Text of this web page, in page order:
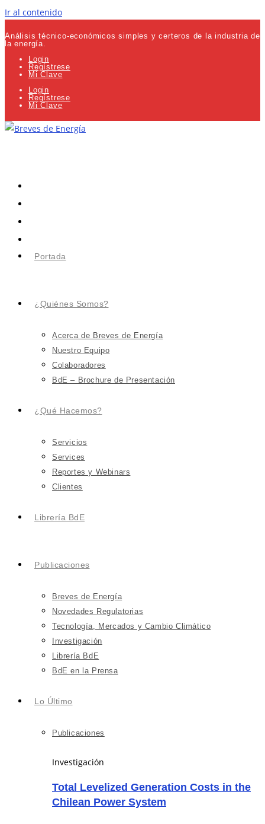
Ir al contenido
Análisis técnico-económicos simples y certeros de la industria de
la energía.
Login
Regístrese
Mi Clave
Login
Regístrese
Mi Clave
Portada
¿Quiénes Somos?
Acerca de Breves de Energía
Nuestro Equipo
Colaboradores
BdE – Brochure de Presentación
¿Qué Hacemos?
Servicios
Services
Reportes y Webinars
Clientes
Librería BdE
Publicaciones
Breves de Energía
Novedades Regulatorias
Tecnología, Mercados y Cambio Climático
Investigación
Librería BdE
BdE en la Prensa
Lo Último
Publicaciones
Investigación
Total Levelized Generation Costs in the
Chilean Power System